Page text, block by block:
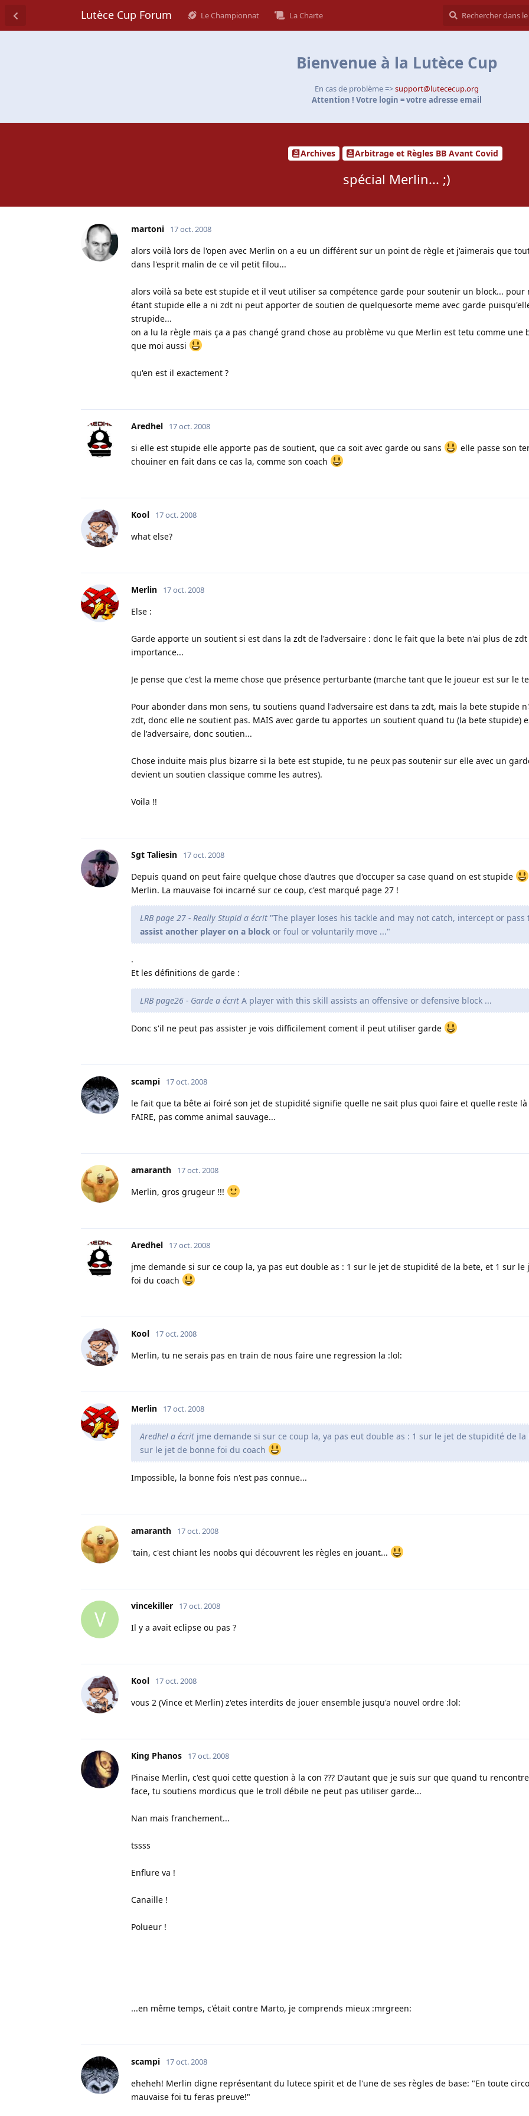
Lutèce Cup Forum Le Championnat La Charte
Bienvenue à la Lutèce Cup
En cas de problème =>support@lutececup.org
Attention ! Votre login = votre adresse email
Archives Arbitrage et Règles BB Avant Covid
spécial Merlin... ;)
martoni 17 oct. 2008
alors voilà lors de l'open avec Merlin on a eu un différent sur un point de règle et j'aimerais que
dans l'esprit malin de ce vil petit filou...
alors voilà sa bete est stupide et il veut utiliser sa compétence garde pour soutenir un block... pour
étant stupide elle a ni zdt ni peut apporter de soutien de quelquesorte meme avec garde
strupide...
on a lu la règle mais ça a pas changé grand chose au problème vu que Merlin est tetu comme une
que moi aussi
qu'en est il exactement ?
Aredhel 17 oct. 2008
si elle est stupide elle apporte pas de soutient, que ca soit avec garde ou sans
elle passe son
chouiner en fait dans ce cas la, comme son coach
Kool 17 oct. 2008
what else?
Merlin 17 oct. 2008
Else :
Garde apporte un soutient si est dans la zdt de l'adversaire : donc le fait que la bete n'ai plus de
importance...
Je pense que c'est la meme chose que présence perturbante (marche tant que le joueur est sur le
Pour abonder dans mon sens, tu soutiens quand l'adversaire est dans ta zdt, mais la bete stupide
zdt, donc elle ne soutient pas. MAIS avec garde tu apportes un soutient quand tu (la bete stupide)
de l'adversaire, donc soutien...
Chose induite mais plus bizarre si la bete est stupide, tu ne peux pas soutenir sur elle avec un
devient un soutien classique comme les autres).
Voila !!
Sgt Taliesin 17 oct. 2008
Depuis quand on peut faire quelque chose d'autres que d'occuper sa case quand on est stupide
Merlin. La mauvaise foi incarné sur ce coup, c'est marqué page 27 !
LRB page 27 - Really Stupid a écrit "The player loses his tackle and may not catch, intercept or pass
assist another player on a block or foul or voluntarily move ..."
.
Et les définitions de garde :
LRB page26 - Garde a écrit A player with this skill assists an offensive or defensive block ...
Donc s'il ne peut pas assister je vois difficilement coment il peut utiliser garde
scampi 17 oct. 2008
le fait que ta bête ai foiré son jet de stupidité signifie quelle ne sait plus quoi faire et quelle reste là
FAIRE, pas comme animal sauvage...
amaranth 17 oct. 2008
Merlin, gros grugeur !!!
Aredhel 17 oct. 2008
jme demande si sur ce coup la, ya pas eut double as : 1 sur le jet de stupidité de la bete, et 1 sur le
foi du coach
Kool 17 oct. 2008
Merlin, tu ne serais pas en train de nous faire une regression la :lol:
Merlin 17 oct. 2008
Aredhel a écrit jme demande si sur ce coup la, ya pas eut double as : 1 sur le jet de stupidité de la
sur le jet de bonne foi du coach
Impossible, la bonne fois n'est pas connue...
amaranth 17 oct. 2008
'tain, c'est chiant les noobs qui découvrent les règles en jouant...
V
vincekiller 17 oct. 2008
Il y a avait eclipse ou pas ?
Kool 17 oct. 2008
vous 2 (Vince et Merlin) z'etes interdits de jouer ensemble jusqu'a nouvel ordre :lol:
King Phanos 17 oct. 2008
Pinaise Merlin, c'est quoi cette question à la con ??? D'autant que je suis sur que quand tu
face, tu soutiens mordicus que le troll débile ne peut pas utiliser garde...
Nan mais franchement...
tssss
Enflure va !
Canaille !
Polueur !
...en même temps, c'était contre Marto, je comprends mieux :mrgreen:
scampi 17 oct. 2008
eheheh! Merlin digne représentant du lutece spirit et de l'une de ses règles de base: "En toute
mauvaise foi tu feras preuve!"